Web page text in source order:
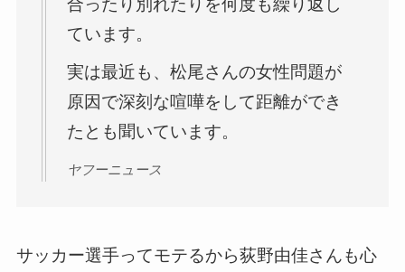
合ったり別れたりを何度も繰り返し
ています。
実は最近も、松尾さんの女性問題が
原因で深刻な喧嘩をして距離ができ
たとも聞いています。
ヤフーニュース
サッカー選手ってモテるから荻野由佳さんも心